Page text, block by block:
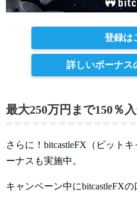
登録は
詳しいボーナス
最大250万円まで150％
さらに！bitcastleFX（ビット
ーナスも実施中。
キャンペーン中にbitcastleFX